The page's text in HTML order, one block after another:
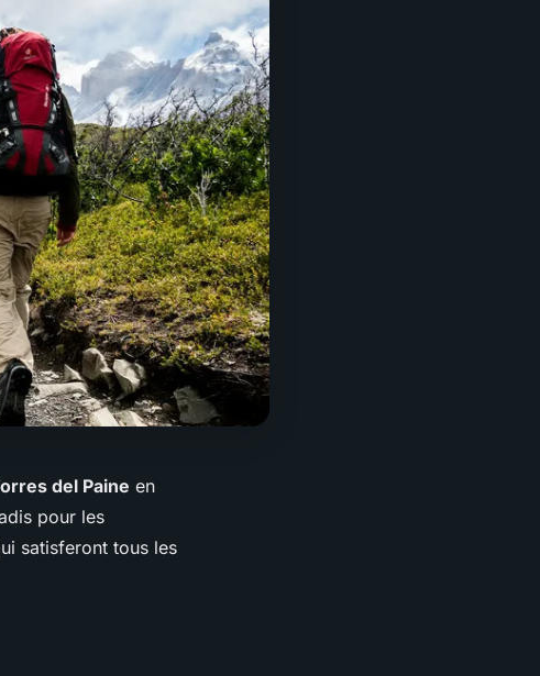
del Paine en
pour les
satisferont tous les